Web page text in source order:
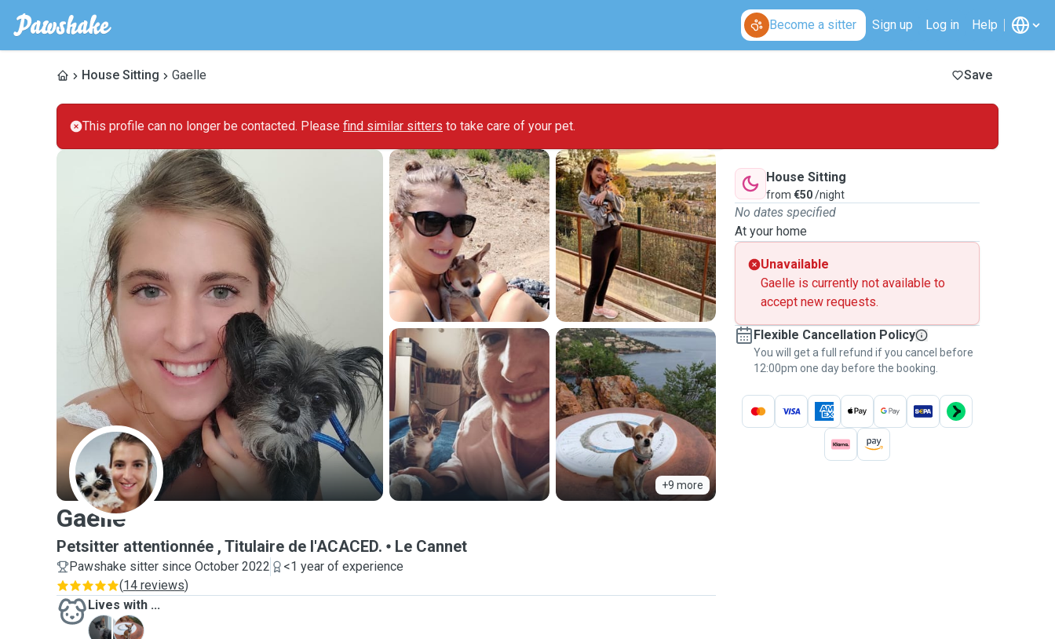
Become a sitter Sign up Log in Help
House Sitting Gaelle Save
This profile can no longer be contacted. Please find similar sitters to take care of your pet.
+9 more
G
Gaelle
Petsitter attentionnée , Titulaire de l'ACACED. Le Cannet
Pawshake sitter since October 2022
<1 year of experience
(14 reviews)
Lives with ...
H
M
House Sitting
from €50/night
No dates specified
At your home
Unavailable
Gaelle is currently not available to
accept new requests.
Flexible Cancellation Policy
You will get a full refund if you cancel before
12:00pm one day before the booking.